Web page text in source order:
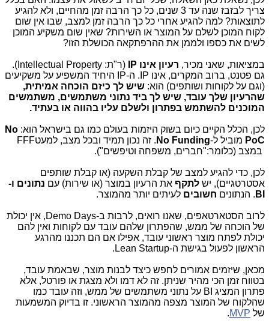
צריך לבזבז שנה עד 3 שנים, כל כך הרבה זמן מהחיים, ולא להגיע
לתוצאות? למה להגיע אחרי כל כך הרבה זמן למצב, שבו אין שום
לקוח המוכן לשלם על המוצר או השירות? שאין שום משקיע המוכן
לשים את כספו ולממן את ההרפתקאה הכושלת הזו?
במציאות, שאני מכיר, רעיון אינו IP
(ר"ת: Intellectual Property).
גם פטנט, ברוב המקרים, אינו IP. ה-IP היחיד המשפיע על משקיעים
(וגם על לקוחות ושותפים) הוא: שיש לך כיזם הוכחה אמיתית,
שהרעיון שלך עובד, שיש לך ביד נתוני משתמשים, משתמשים
המוכנים להשתמש בפתרון ולשלם עליו בהווה או בעתיד.
לכן, הכלל הקיים כיום בשוק היזמות בעולם כמו גם בישראל הוא: No
PoC מוביל ל-No Funding . זה נכון תמיד ובכל מצב, למעטFFF
(כלומר:"חברים, משפחה וטיפשים").
לכן, כדי להגיע למצב של קבלת השקעה (או קבלת שותפים
אסטרטגיים), יש לתקף את הרעיון במוצר (או שירות) עם נתונים ו-
BI . הנתונים חשובים לעיתים יותר מהמוצר.
לרוב הסטארטאפים, שאנו רואים, לרבות ב-Demo Days, אין יכולת
של הוכחה של ממש, שהפתרון שלהם עובד עם לקוחות ואין להם
יכולת לפתח מוצר ראשוני עובד, אפילו אם הם תכננו מהרגע
הראשון לפעול בגישת ה-Lean Startup.
מכאן, שיזמים אמורים לחפש כיצד לבנות מוצר, שבאמת עובד,
בטווח זמן הכי מהיר שניתן. זה לא דמו ולא מצגת או פורטל, אלא
פתרון המציג BI על נתוני משתמשים של ממש, וזה עובד כמו
שהלקוח של המוצר מצפה מהמוצר הראשוני. זו בדיוק המשמעות
של MVP
.